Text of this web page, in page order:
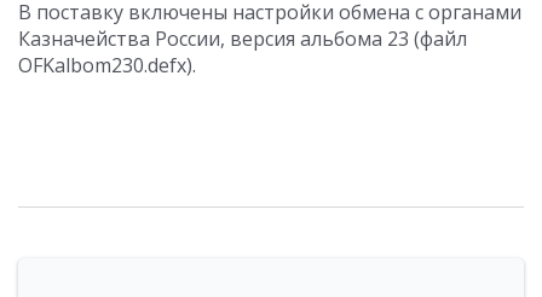
В поставку включены настройки обмена с органами
Казначейства России, версия альбома 23 (файл
OFKalbom230.defx).